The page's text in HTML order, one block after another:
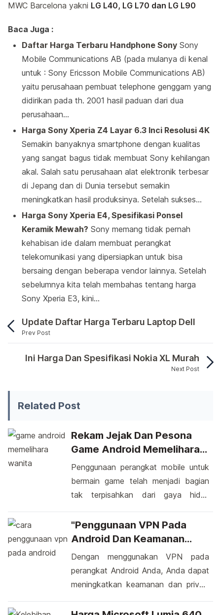
MWC Barcelona yakni LG L40, LG L70 dan LG L90
Baca Juga :
Daftar Harga Terbaru Handphone Sony Sony
Mobile Communications AB (pada mulanya di kenal
untuk : Sony Ericsson Mobile Communications AB)
yaitu perusahaan pembuat telephone genggam yang
didirikan pada th. 2001 hasil paduan dari dua
perusahaan…
Harga Sony Xperia Z4 Layar 6.3 Inci Resolusi 4K
Semakin banyaknya smartphone dengan kualitas
yang sangat bagus tidak membuat Sony kehilangan
akal. Salah satu perusahaan alat elektronik terbesar
di Jepang dan di Dunia tersebut semakin
meningkatkan hasil produksinya. Setelah sukses…
Harga Sony Xperia E4, Spesifikasi Ponsel
Keramik Mewah? Sony memang tidak pernah
kehabisan ide dalam membuat perangkat
telekomunikasi yang dipersiapkan untuk bisa
bersaing dengan beberapa vendor lainnya. Setelah
sebelumnya kita telah membahas tentang harga
Sony Xperia E3, kini…
Update Daftar Harga Terbaru Laptop Dell
Prev Post
Akhirnya Sony Xperia Z2 diluncurkan pada saat
Ini Harga Dan Spesifikasi Nokia XL Murah
Next Post
Related Post
Rekam Jejak Dan Pesona
Game Android Memelihara
Wanita
Penggunaan perangkat mobile untuk
bermain game telah menjadi bagian
tak terpisahkan dari gaya hidup
dalam dunia game android adalah
munculnya game memelihara wanita.
banyak orang karena memberikan
pengalaman unik dalam merawat
karakter wanita secara virtual. Dalam
"Penggunaan VPN Pada
Android Dan Keamanan
Online"
Dengan menggunakan VPN pada
perangkat Android Anda, Anda dapat
meningkatkan keamanan dan privasi
Pertama, pastikan Anda memiliki